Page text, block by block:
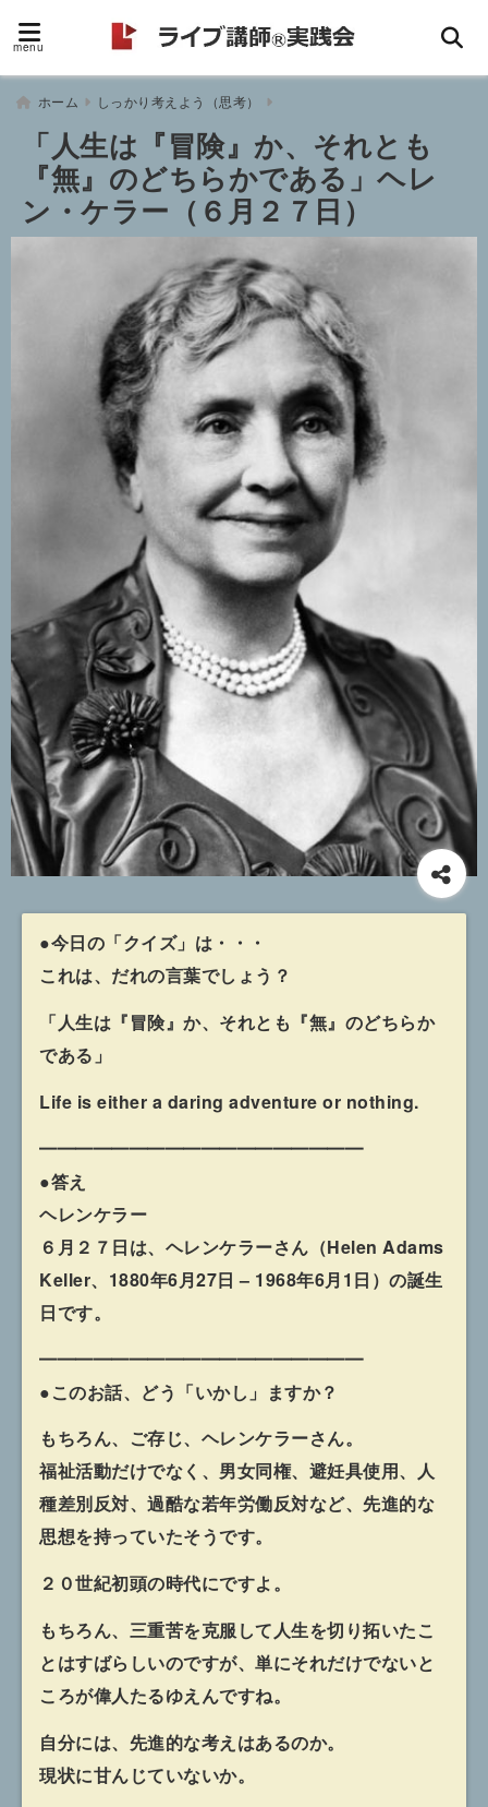
menu
ホーム しっかり考えよう（思考）
「人生は『冒険』か、それとも
『無』のどちらかである」ヘレ
ン・ケラー（６月２７日）
●今日の「クイズ」は・・・
これは、だれの言葉でしょう？
「人生は『冒険』か、それとも『無』のどちらか
である」
Life is either a daring adventure or nothing.
━━━━━━━━━━━━━━━━━━
●答え
ヘレンケラー
６月２７日は、ヘレンケラーさん（Helen Adams
Keller、1880年6月27日 – 1968年6月1日）の誕生
日です。
━━━━━━━━━━━━━━━━━━
●このお話、どう「いかし」ますか？
もちろん、ご存じ、ヘレンケラーさん。
福祉活動だけでなく、男女同権、避妊具使用、人
種差別反対、過酷な若年労働反対など、先進的な
思想を持っていたそうです。
２０世紀初頭の時代にですよ。
もちろん、三重苦を克服して人生を切り拓いたこ
とはすばらしいのですが、単にそれだけでないと
ころが偉人たるゆえんですね。
自分には、先進的な考えはあるのか。
現状に甘んじていないか。